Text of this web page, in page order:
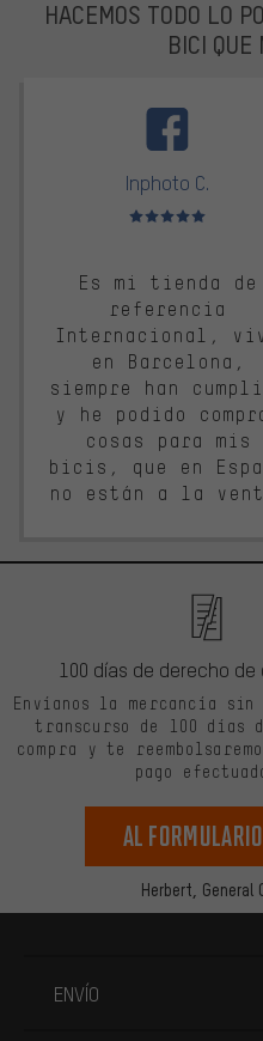
HACEMOS TODO LO
BICI QUE
Inphoto C.
Valoración media: 5 de
Es mi tienda de
referencia
Internacional,
en Barcelona,
siempre han
y he podido
cosas para mis
bicis, que en
no están a la
Herbert, General
100 días de derecho
Envíanos la mercancía
transcurso de 100 días
compra y te
pago
Al formulario
ENVÍO